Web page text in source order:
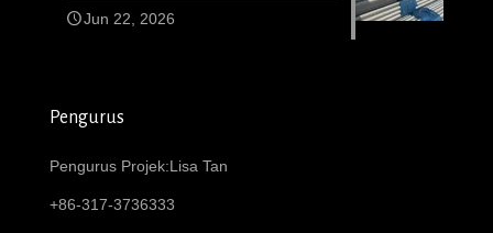
Jun 22, 2026
Pengurus
Pengurus Projek:Lisa Tan
+86-317-3736333